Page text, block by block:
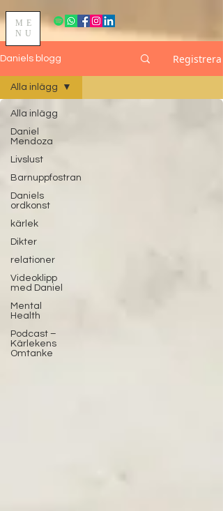
ME
NU
Daniels blogg Registrera
Alla inlägg
Daniel
Mendoza
Livslust
Barnuppfostran
Daniels
ordkonst
kärlek
Dikter
relationer
Videoklipp
med Daniel
Mental
Health
Podcast –
Kärlekens
Omtanke
Alla inlägg